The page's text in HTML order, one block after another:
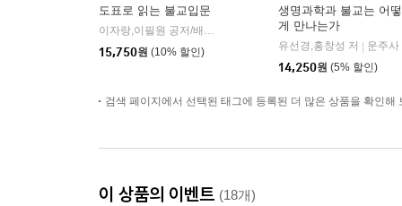
도표로 읽는 불교입문
이자랑,이필원 공저/배종훈 그림
민족사
15,750원 (10% 할인)
생명과학과 불교는 어떻
게 만나는가
유선경,홍창성 저
운주사
14,250원 (5% 할인)
검색 페이지에서 선택된 태그에 등록된 더 많은 상품을 확인해
이 상품의 이벤트 (18개)